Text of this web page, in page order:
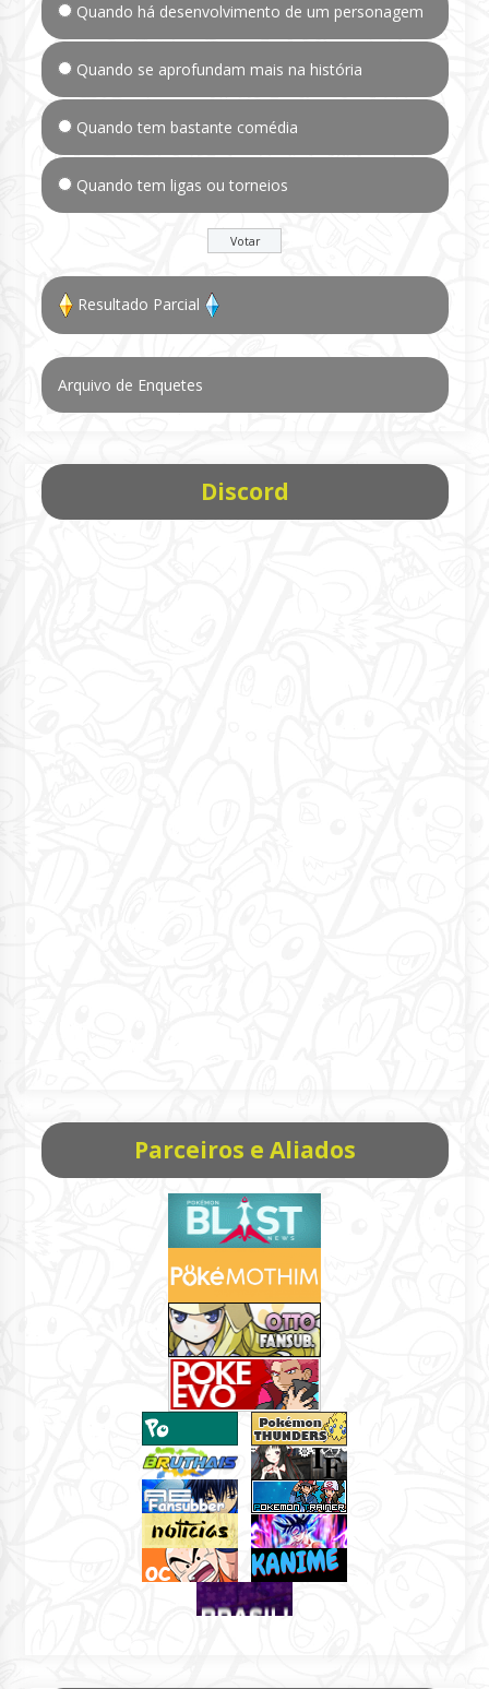
Quando há desenvolvimento de um personagem
Quando se aprofundam mais na história
Quando tem bastante comédia
Quando tem ligas ou torneios
Resultado Parcial
Arquivo de Enquetes
Discord
Parceiros e Aliados